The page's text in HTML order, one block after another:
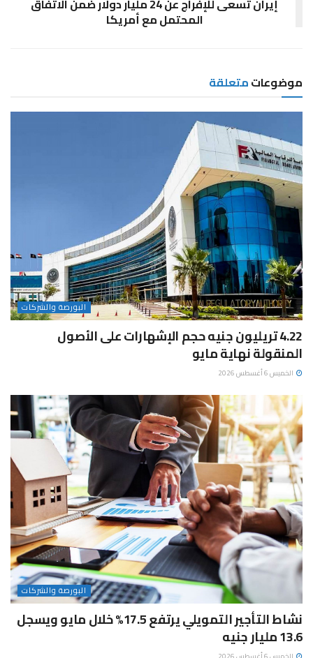
المحتمل مع أمريكا
موضوعاتمتعلقة
البورصة والشركات
4.22 تريليون جنيه حجم الإشهارات على الأصول
المنقولة نهاية مايو
الخميس 6 أغسطس 2026
البورصة والشركات
نشاط التأجير التمويلي يرتفع 17.5% خلال مايو ويسجل
13.6 مليار جنيه